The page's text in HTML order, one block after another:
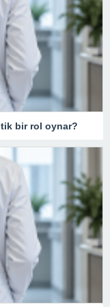
bir rol oynar?